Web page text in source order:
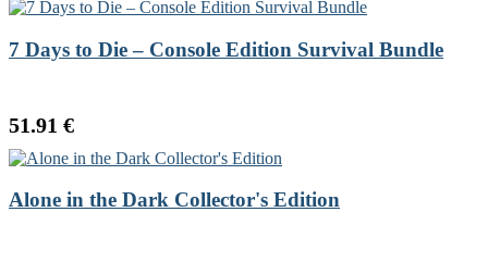
7 Days to Die – Console Edition Survival Bundle
51.91 €
Alone in the Dark Collector's Edition